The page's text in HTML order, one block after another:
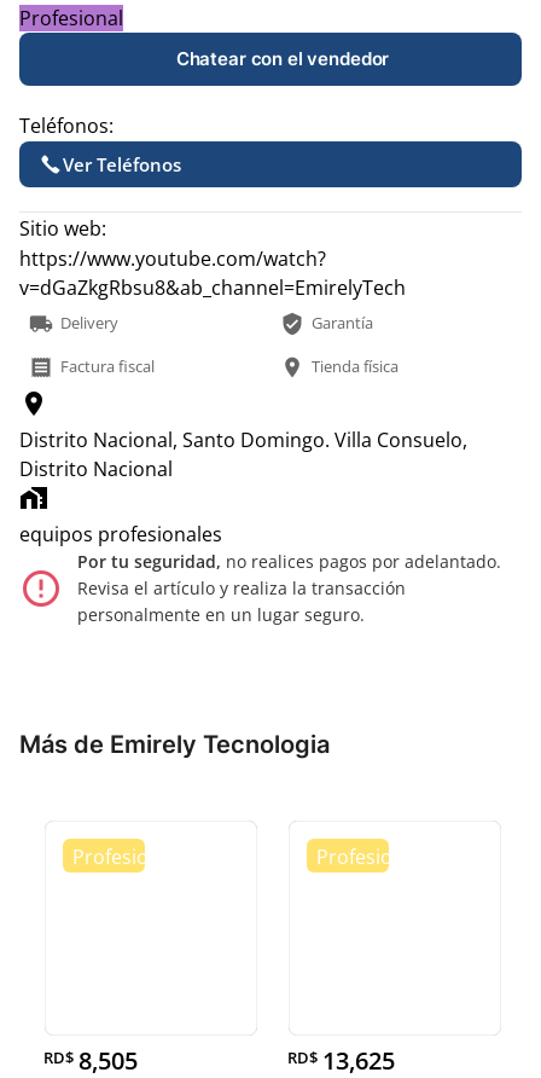
Profesional
Chatear con el vendedor
Teléfonos:
Ver Teléfonos
Sitio web:
https://www.youtube.com/watch?
v=dGaZkgRbsu8&ab_channel=EmirelyTech
local_shipping Delivery verified_user Garantía
receipt Factura fiscal location_on Tienda física
location_on
Distrito Nacional, Santo Domingo. Villa Consuelo,
Distrito Nacional
home_work
equipos profesionales
error_outline
Por tu seguridad, no realices pagos por adelantado.
Revisa el artículo y realiza la transacción
personalmente en un lugar seguro.
Más de Emirely Tecnologia
RD$ 8,505 RD$ 13,625